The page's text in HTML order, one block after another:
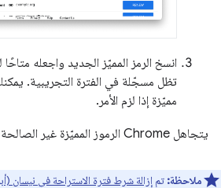
انسخ الرمز المميّز الجديد واجعله
تظل مسجّلة في الفترة التجريبية.
مميّزة إذا لزم الأمر.
يتجاهل Chrome الرموز المميّزة غير الصالحة أو المنتهية الصلاحية.
ملاحظة: تم إزالة شرط فترة الاستراحة في نيسان